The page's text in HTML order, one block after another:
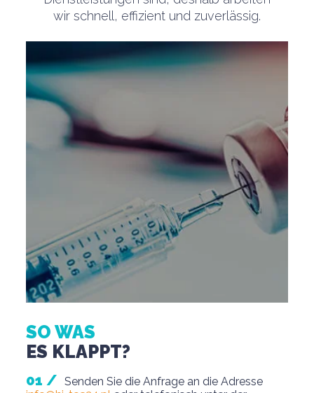
wir schnell, effizient und zuverlässig.
SO WAS
ES KLAPPT?
Senden Sie die Anfrage an die Adresse